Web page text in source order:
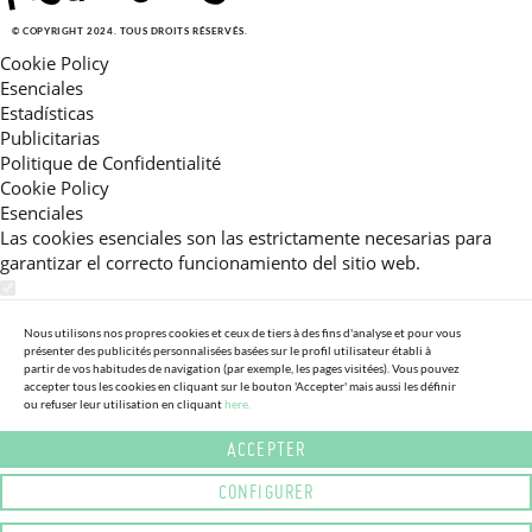
© COPYRIGHT 2024. TOUS DROITS RÉSERVÉS.
Cookie Policy
Esenciales
Estadísticas
Publicitarias
Politique de Confidentialité
Cookie Policy
Esenciales
Las cookies esenciales son las estrictamente necesarias para
garantizar el correcto funcionamiento del sitio web.
Estas cookies nos permiten ofrecerle una experiencia en el sitio
adaptada a su navegación (recomendaciones de producto
personalizadas, énfasis en categorías frecuentemente
consultadas, etc).Al activar esta cookie, nos ayuda a mejorar aún
más su experiencia.
Publicitarias
Estas cookies permiten a nuestros socios publicitarios enviarle
Nous utilisons nos propres cookies et ceux de tiers à des fins d'analyse et pour vous
présenter des publicités personnalisées basées sur le profil utilisateur établi à
partir de vos habitudes de navigation (par exemple, les pages visitées). Vous pouvez
accepter tous les cookies en cliquant sur le bouton 'Accepter' mais aussi les définir
ou refuser leur utilisation en cliquanthere.
ACCEPTER
CONFIGURER